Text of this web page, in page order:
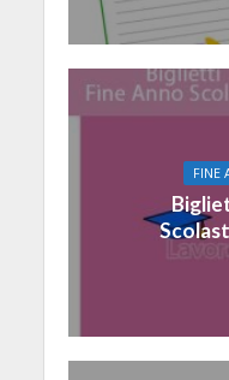
FINE